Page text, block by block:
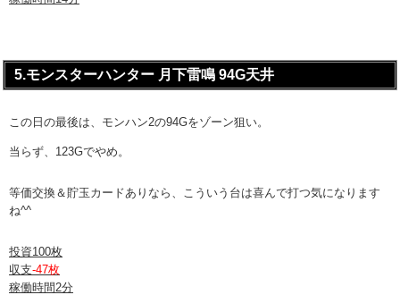
5.モンスターハンター 月下雷鳴 94G天井
この日の最後は、モンハン2の94Gをゾーン狙い。
当らず、123Gでやめ。
等価交換＆貯玉カードありなら、こういう台は喜んで打つ気になります
ね^^
投資100枚
収支-47枚
稼働時間2分